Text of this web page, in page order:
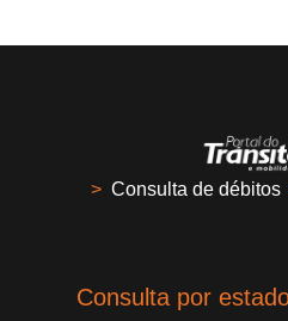
> Consulta de débitos
Consulta por